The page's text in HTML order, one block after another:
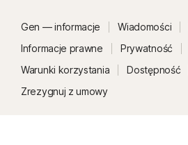
Gen — informacje Wiadomości
Informacje prawne
Prywatność
Warunki korzystania
Dostępność
Zrezygnuj z umowy